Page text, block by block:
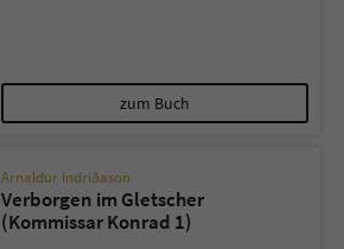
zum Buch
Arnaldur Indriðason
Verborgen im Gletscher
(Kommissar Konrad 1)